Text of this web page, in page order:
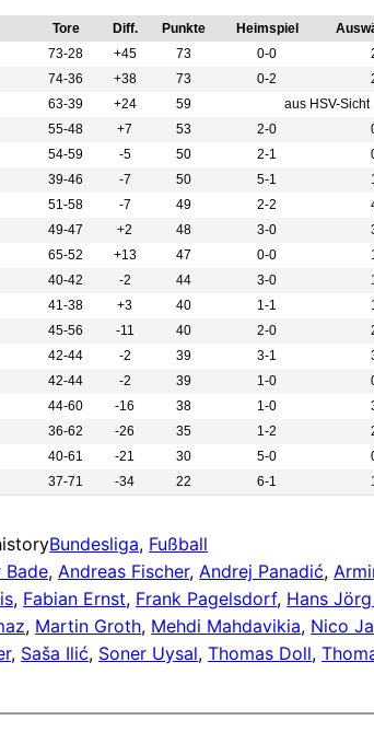
Tore Diff. Punkte Heimspiel
73-28 +45 73 0-0
74-36 +38 73 0-2
63-39 +24 59
aus HSV-Sicht
55-48 +7 53 2-0
54-59 -5 50 2-1
39-46 -7 50 5-1
51-58 -7 49 2-2
49-47 +2 48 3-0
65-52 +13 47 0-0
40-42 -2 44 3-0
41-38 +3 40 1-1
45-56 -11 40 2-0
42-44 -2 39 3-1
42-44 -2 39 1-0
44-60 -16 38 1-0
36-62 -26 35 1-2
40-61 -21 30 5-0
37-71 -34 22 6-1
Bundesliga, Fußball
Bade, Andreas Fischer, Andrej Panadić,
, Fabian Ernst, Frank Pagelsdorf, Hans
, Martin Groth, Mehdi Mahdavikia, Nico
, Saša Ilić, Soner Uysal, Thomas Doll,